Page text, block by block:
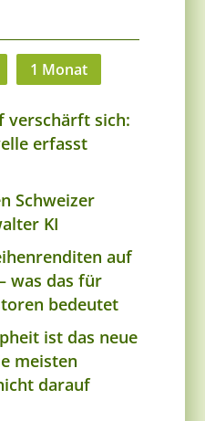
1 Monat
verschärft sich:
erfasst
Schweizer
KI
auf
was das für
bedeutet
ist das neue
meisten
darauf